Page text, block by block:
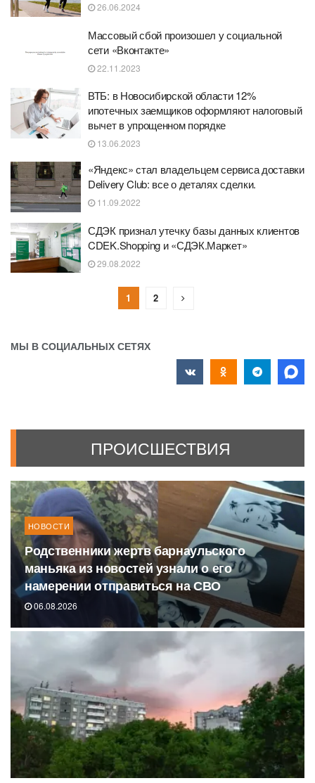
26.06.2024
Массовый сбой произошел у социальной
сети «Вконтакте»
22.11.2023
ВТБ: в Новосибирской области 12%
ипотечных заемщиков оформляют налоговый
вычет в упрощенном порядке
13.06.2023
«Яндекс» стал владельцем сервиса доставки
Delivery Club: все о деталях сделки.
11.09.2022
СДЭК признал утечку базы данных клиентов
CDEK.Shopping и «СДЭК.Маркет»
29.08.2022
1 2
МЫ В СОЦИАЛЬНЫХ СЕТЯХ
ПРОИСШЕСТВИЯ
НОВОСТИ
Родственники жертв барнаульского
маньяка из новостей узнали о его
намерении отправиться на СВО
06.08.2026